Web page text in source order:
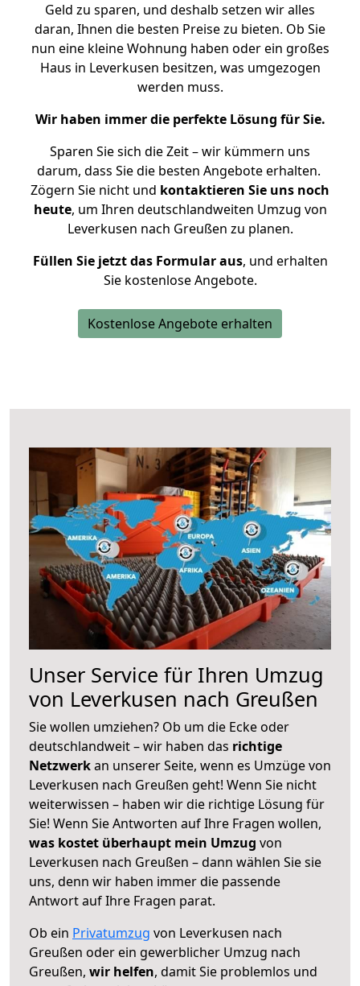
Geld zu sparen, und deshalb setzen wir alles
daran, Ihnen die besten Preise zu bieten. Ob Sie
nun eine kleine Wohnung haben oder ein großes
Haus in Leverkusen besitzen, was umgezogen
werden muss.
Wir haben immer die perfekte Lösung für Sie.
Sparen Sie sich die Zeit – wir kümmern uns
darum, dass Sie die besten Angebote erhalten.
Zögern Sie nicht und kontaktieren Sie uns noch
heute, um Ihren deutschlandweiten Umzug von
Leverkusen nach Greußen zu planen.
Füllen Sie jetzt das Formular aus, und erhalten
Sie kostenlose Angebote.
Kostenlose Angebote erhalten
Unser Service für Ihren Umzug
von Leverkusen nach Greußen
Sie wollen umziehen? Ob um die Ecke oder
deutschlandweit – wir haben das richtige
Netzwerkan unserer Seite, wenn es Umzüge von
Leverkusen nach Greußen geht! Wenn Sie nicht
weiterwissen – haben wir die richtige Lösung für
Sie! Wenn Sie Antworten auf Ihre Fragen wollen,
was kostet überhaupt mein Umzug von
Leverkusen nach Greußen – dann wählen Sie sie
uns, denn wir haben immer die passende
Antwort auf Ihre Fragen parat.
Ob ein Privatumzug von Leverkusen nach
Greußen oder ein gewerblicher Umzug nach
Greußen, wir helfen, damit Sie problemlos und